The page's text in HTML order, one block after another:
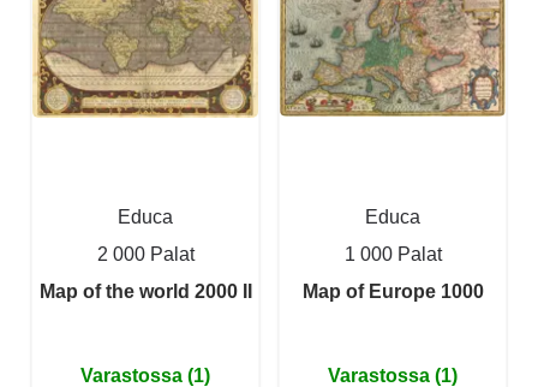
Educa
2 000 Palat
Map of the world 2000 II
Varastossa (1)
Educa
1 000 Palat
Map of Europe 1000
Varastossa (1)